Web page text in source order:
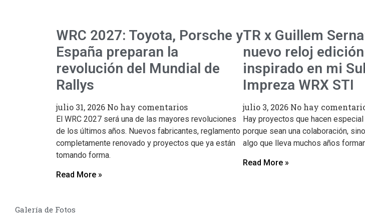
WRC 2027: Toyota, Porsche y
España preparan la
revolución del Mundial de
Rallys
julio 31, 2026 No hay comentarios
El WRC 2027 será una de las mayores revoluciones
de los últimos años. Nuevos fabricantes, reglamento
completamente renovado y proyectos que ya están
tomando forma.
Read More »
TR x Guillem
nuevo reloj
inspirado en mi
Impreza WRX STI
julio 3, 2026 No hay
Hay proyectos que hacen
porque sean una colaboración,
algo que lleva muchos años
Read More »
Galería de Fotos